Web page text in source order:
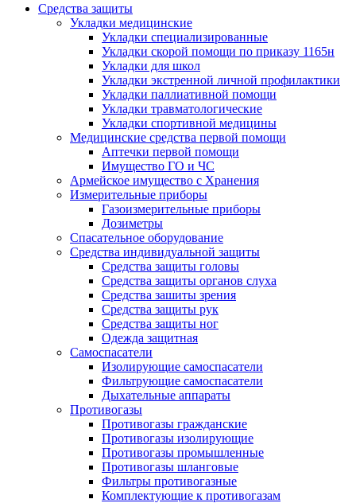
Средства защиты
Укладки медицинские
Укладки специализированные
Укладки скорой помощи по приказу 1165н
Укладки для школ
Укладки экстренной личной профилактики
Укладки паллиативной помощи
Укладки травматологические
Укладки спортивной медицины
Медицинские средства первой помощи
Аптечки первой помощи
Имущество ГО и ЧС
Армейское имущество с Хранения
Измерительные приборы
Газоизмерительные приборы
Дозиметры
Спасательное оборудование
Средства индивидуальной защиты
Средства защиты головы
Средства защиты органов слуха
Средства зашиты зрения
Средства защиты рук
Средства защиты ног
Одежда защитная
Самоспасатели
Изолирующие самоспасатели
Фильтрующие самоспасатели
Дыхательные аппараты
Противогазы
Противогазы гражданские
Противогазы изолирующие
Противогазы промышленные
Противогазы шланговые
Фильтры противогазные
Комплектующие к противогазам